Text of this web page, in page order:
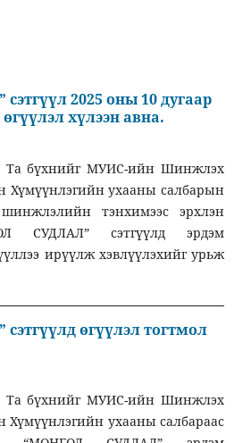
сэтгүүл 2025 оны 10 дугаар
хүлээн авна.
Та бүхнийг МУИС-ийн Шинжлэх
Хүмүүнлэгийн ухааны салбарын
тэнхимээс эрхлэн
СУДЛАЛ” сэтгүүлд эрдэм
ирүүлж хэвлүүлэхийг урьж
сэтгүүлд өгүүлэл тогтмол
Та бүхнийг МУИС-ийн Шинжлэх
Хүмүүнлэгийн ухааны салбараас